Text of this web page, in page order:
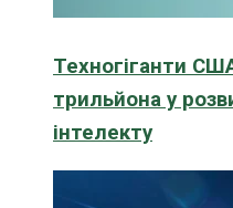
Техногіганти
трильйона у
інтелекту